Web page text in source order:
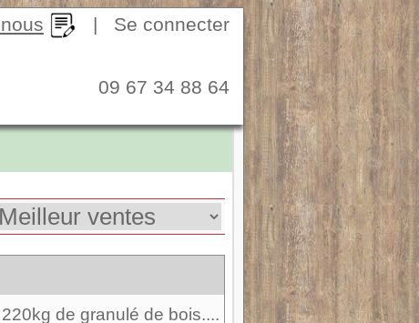
| Se connecter
09 67 34 88 64
de granulé de bois....